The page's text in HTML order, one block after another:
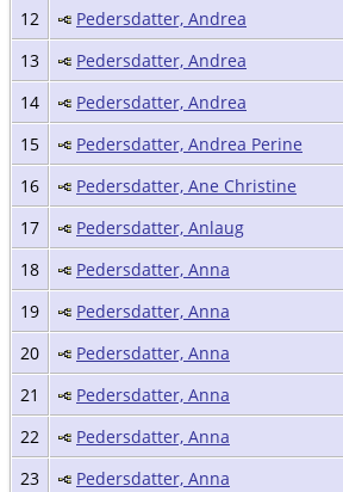
12
Pedersdatter, Andrea
13
Pedersdatter, Andrea
14
Pedersdatter, Andrea
15
Pedersdatter, Andrea Perine
16
Pedersdatter, Ane Christine
17
Pedersdatter, Anlaug
18
Pedersdatter, Anna
19
Pedersdatter, Anna
20
Pedersdatter, Anna
21
Pedersdatter, Anna
22
Pedersdatter, Anna
23
Pedersdatter, Anna